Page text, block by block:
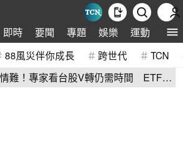
即時 要聞 專題 娛樂 運動 全球
88風災伴你成長 跨世代 TCN
難！專家看台股V轉仍需時間 ETF這